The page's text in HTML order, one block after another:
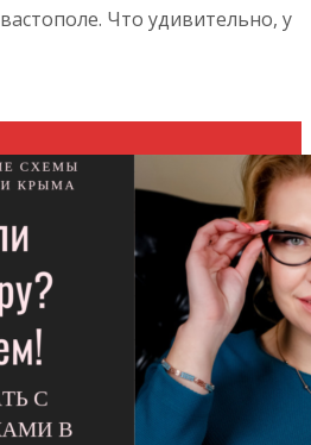
Что удивительно, у